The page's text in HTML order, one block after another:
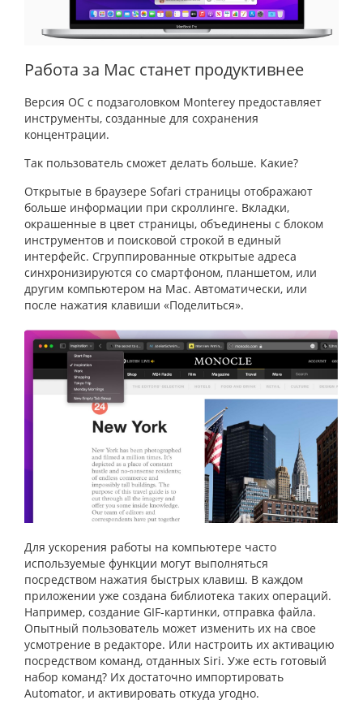
Работа за Mac станет продуктивнее
Версия ОС с подзаголовком Monterey предоставляет
инструменты, созданные для сохранения
концентрации.
Так пользователь сможет делать больше. Какие?
Открытые в браузере Sofari страницы отображают
больше информации при скроллинге. Вкладки,
окрашенные в цвет страницы, объединены с блоком
инструментов и поисковой строкой в единый
интерфейс. Сгруппированные открытые адреса
синхронизируются со смартфоном, планшетом, или
другим компьютером на Mac. Автоматически, или
после нажатия клавиши «Поделиться».
Для ускорения работы на компьютере часто
используемые функции могут выполняться
посредством нажатия быстрых клавиш. В каждом
приложении уже создана библиотека таких операций.
Например, создание GIF-картинки, отправка файла.
Опытный пользователь может изменить их на свое
усмотрение в редакторе. Или настроить их активацию
посредством команд, отданных Siri. Уже есть готовый
набор команд? Их достаточно импортировать
Automator, и активировать откуда угодно.